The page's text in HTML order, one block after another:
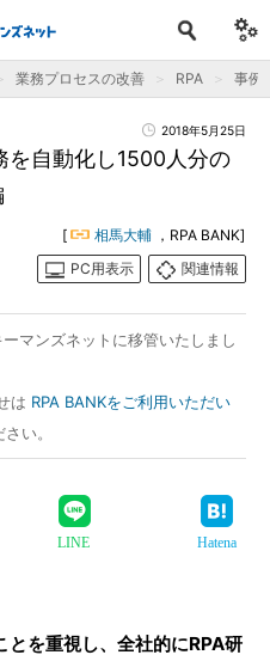
業務プロセスの改善 RPA 事例
2018年5月25日
を自動化し1500人分の
[ 相馬大輔 ，RPA BANK]
PC用表示
関連情報
マンズネットに移管いたしまし
は RPA BANKをご利用いただい
い。
LINE Hatena
を重視し、全社的にRPA研